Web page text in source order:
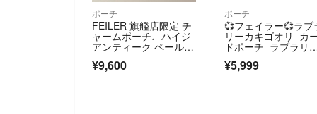
ポーチ
FEILER 旗艦店限定 チ
ャームポーチ♩ハイジ
アンティーク ペールグ
¥9,600
ポーチ
💞フェイラー💞ラブ
リーカキゴオリ カ
ドポーチ ラブラリ
¥5,999